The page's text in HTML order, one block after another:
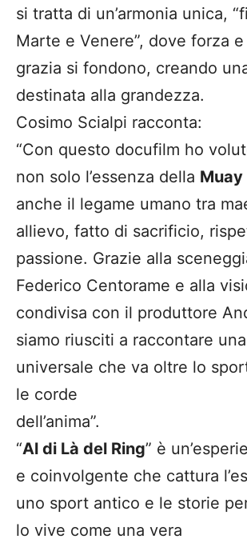
si tratta di un’armonia unica,
Marte e Venere”, dove forza e
grazia si fondono, creando
destinata alla grandezza.
Cosimo Scialpi racconta:
“Con questo docufilm ho
non solo l’essenza della Muay
anche il legame umano tra
allievo, fatto di sacrificio,
passione. Grazie alla
Federico Centorame e alla
condivisa con il produttore
siamo riusciti a raccontare
universale che va oltre lo
le corde
dell’anima”.
“Al di Là del Ring” è
e coinvolgente che cattura
uno sport antico e le storie
lo vive come una vera